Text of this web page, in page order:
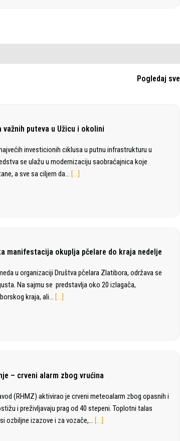
Pogledaj sve
puteva u Užicu i okolini
investicionih ciklusa u putnu infrastrukturu u
se ulažu u modernizaciju saobraćajnica koje
a sve sa ciljem da…
[…]
manifestacija okuplja pčelare do kraja nedelje
u organizaciji Društva pčelara Zlatibora, održava se
Na sajmu se predstavlja oko 20 izlagača,
kraja, ali… […]
– crveni alarm zbog vrućina
(RHMZ) aktivirao je crveni meteoalarm zbog opasnih i
i preživljavaju prag od 40 stepeni. Toplotni talas
ozbiljne izazove i za vozače,… […]